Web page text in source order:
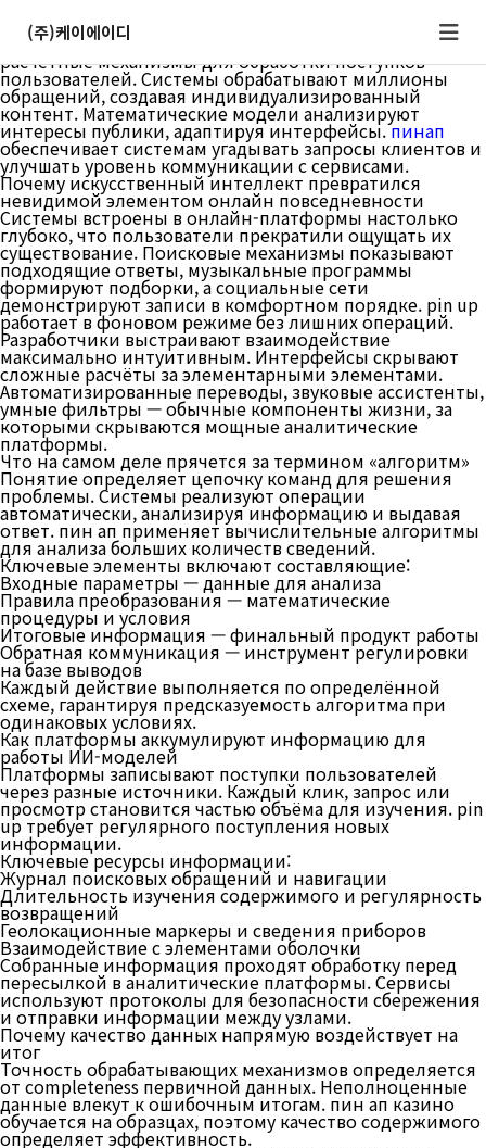
(주)케이에이디
нынешних системах
Нынешние цифровые платформы используют
расчётные механизмы для обработки поступков
пользователей. Системы обрабатывают миллионы
обращений, создавая индивидуализированный
контент. Математические модели анализируют
интересы публики, адаптируя интерфейсы.пинап
обеспечивает системам угадывать запросы клиентов и
улучшать уровень коммуникации с сервисами.
Почему искусственный интеллект превратился
невидимой элементом онлайн повседневности
Системы встроены в онлайн-платформы настолько
глубоко, что пользователи прекратили ощущать их
существование. Поисковые механизмы показывают
подходящие ответы, музыкальные программы
формируют подборки, а социальные сети
демонстрируют записи в комфортном порядке. pin up
работает в фоновом режиме без лишних операций.
Разработчики выстраивают взаимодействие
максимально интуитивным. Интерфейсы скрывают
сложные расчёты за элементарными элементами.
Автоматизированные переводы, звуковые ассистенты,
умные фильтры — обычные компоненты жизни, за
которыми скрываются мощные аналитические
платформы.
Что на самом деле прячется за термином «алгоритм»
Понятие определяет цепочку команд для решения
проблемы. Системы реализуют операции
автоматически, анализируя информацию и выдавая
ответ. пин ап применяет вычислительные алгоритмы
для анализа больших количеств сведений.
Ключевые элементы включают составляющие:
Входные параметры — данные для анализа
Правила преобразования — математические
процедуры и условия
Итоговые информация — финальный продукт работы
Обратная коммуникация — инструмент регулировки
на базе выводов
Каждый действие выполняется по определённой
схеме, гарантируя предсказуемость алгоритма при
одинаковых условиях.
Как платформы аккумулируют информацию для
работы ИИ-моделей
Платформы записывают поступки пользователей
через разные источники. Каждый клик, запрос или
просмотр становится частью объёма для изучения. pin
up требует регулярного поступления новых
информации.
Ключевые ресурсы информации:
Журнал поисковых обращений и навигации
Длительность изучения содержимого и регулярность
возвращений
Геолокационные маркеры и сведения приборов
Взаимодействие с элементами оболочки
Собранные информация проходят обработку перед
пересылкой в аналитические платформы. Сервисы
используют протоколы для безопасности сбережения
и отправки информации между узлами.
Почему качество данных напрямую воздействует на
итог
Точность обрабатывающих механизмов определяется
от completeness первичной данных. Неполноценные
данные влекут к ошибочным итогам. пин ап казино
обучается на образцах, поэтому качество содержимого
определяет эффективность.